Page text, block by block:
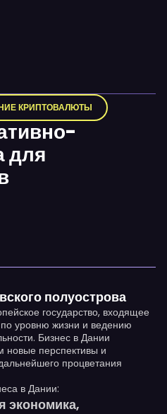
КРИПТОВАЛЮТЫ
для
полуострова
государство, входящее
уровню жизни и ведению
Бизнес в Дании
новые перспективы и
процветания
в Дании:
экономика,